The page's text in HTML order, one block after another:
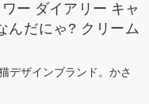
ー ダイアリー キャ
んだにゃ? クリーム
デザインブランド。かさ